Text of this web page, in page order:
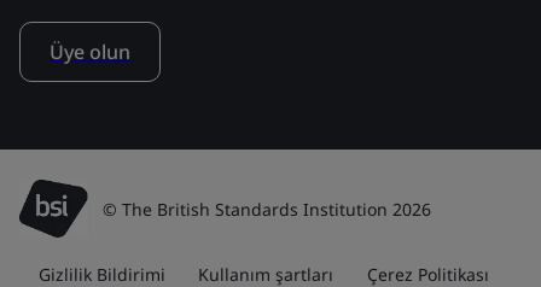
Üye olun
© The British Standards Institution 2026
Gizlilik Bildirimi Kullanım şartları Çerez Politikası